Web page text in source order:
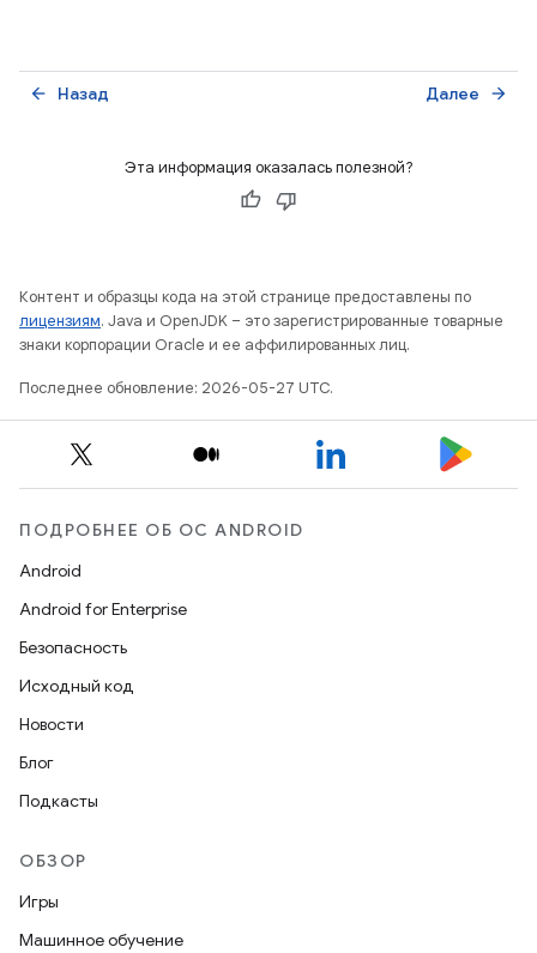
Назад
arrow_back Далее arrow_forward
Эта информация оказалась полезной?
Контент и образцы кода на этой странице предоставлены по
лицензиям. Java и OpenJDK – это зарегистрированные товарные
знаки корпорации Oracle и ее аффилированных лиц.
Последнее обновление: 2026-05-27 UTC.
ПОДРОБНЕЕ ОБ ОС ANDROID
Android
Android for Enterprise
Безопасность
Исходный код
Новости
Блог
Подкасты
ОБЗОР
Игры
Машинное обучение